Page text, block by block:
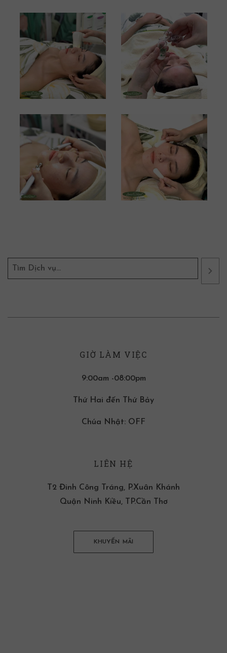
GIỜ LÀM VIỆC
9:00am -08:00pm
Thứ Hai đến Thứ Bảy
Chúa Nhật: OFF
LIÊN HỆ
T2 Đinh Công Tráng, P.Xuân Khánh
Quận Ninh Kiều, TP.Cần Thơ
KHUYẾN MÃI